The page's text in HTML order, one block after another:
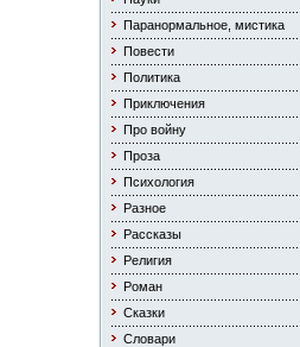
Паранормальное, мистика
Повести
Политика
Приключения
Про войну
Проза
Психология
Разное
Рассказы
Религия
Роман
Сказки
Словари